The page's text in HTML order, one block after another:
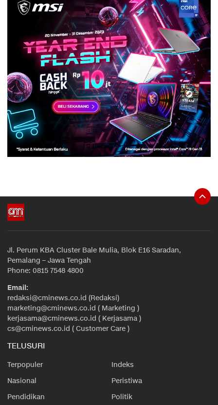
Jl. Perum KBA Cluster Bale Mulia, Blok E16 Saradan,
Pemalang – Jawa Tengah
Phone: 0815 7548 4800
Email:
redaksi@cminews.co.id (Redaksi)
marketing@cminews.co.id ( Marketing )
kerjasama@cminews.co.id ( Kerjasama )
cs@cminews.co.id ( Customer Care )
TELUSURI
Terpopuler
Indeks
Nasional
Peristiwa
Pendidikan
Politik